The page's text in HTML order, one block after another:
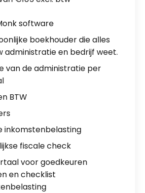
software
boekhouder die alles
administratie en bedrijf weet.
van de administratie per
BTW
inkomstenbelasting
fiscale check
voor goedkeuren
en checklist